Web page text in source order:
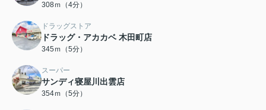
308ｍ（4分）
ドラッグストア
ドラッグ・アカカベ 木田町店
345ｍ（5分）
スーパー
サンディ寝屋川出雲店
354ｍ（5分）